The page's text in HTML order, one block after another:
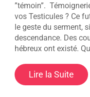
”témoin”.
vos Testicules ? Ce
le geste du serment,
descendance. Des
hébreux ont existé.
Lire la Suite